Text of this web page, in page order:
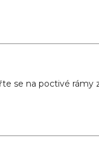
se na poctivé rámy